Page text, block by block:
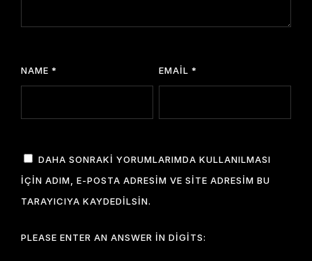
NAME * EMAIL *
DAHA SONRAKI YORUMLARIMDA KULLANILMASI
IÇIN ADIM, E-POSTA ADRESIM VE SITE ADRESIM BU
TARAYICIYA KAYDEDILSIN.
PLEASE ENTER AN ANSWER IN DIGITS: